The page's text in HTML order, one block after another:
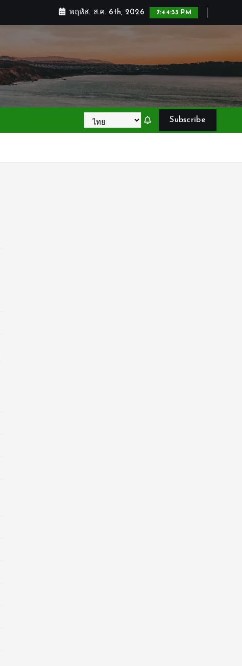
พฤหัส. ส.ค. 6th, 2026 7:44:34 PM
Subscribe